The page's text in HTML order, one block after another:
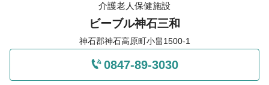
介護老人保健施設
ビーブル神石三和
神石郡神石高原町小畠1500-1
0847-89-3030